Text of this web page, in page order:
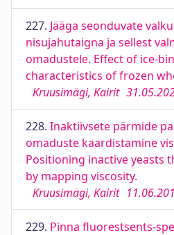
227. Jääga seonduvate
nisujahutaigna ja sellest
omadustele. Effect of ice-
characteristics of frozen
Kruusimägi, Kairit
228. Inaktiivsete pärmide
omaduste kaardistamine
Positioning inactive yeasts
by mapping viscosity.
Kruusimägi, Kairit
229. Pinna fluorestsents-